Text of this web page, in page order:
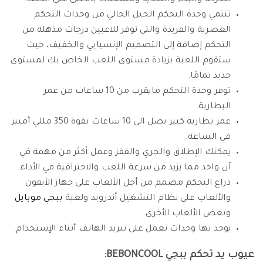
تنتمي وحدة التحكم الجيل الحالي من وحدات التحكم
العصرية والفريدة والتي توفر للاعبين درجات مذهلة من
التحكم إضافة إلى التصميم الإنسيابي والخفيف، حيث
ستقوم اللعبة بزيادة مستوى اللعب الخاص بك لمستوى
جديد تمامًا.
توفر وحدة التحكم مايقرب من 10 ساعات من عمر
البطارية.
عمر بطارية كبير يصل الى 10 ساعات بقوة 350 مللي أمبير
في الساعة.
يمكنك الإطلاق والجري والقفز وعمل أكثر من مهمة في
آن واحد مما يزيد من سرعة اللعب والاحترافية في الأداء.
ذراع التحكم مصمم من أجل الألعاب على جهاز الأيفون
والألعاب على نظام التشغيل أندرويد ولعبة ببجي موبايل
وبعض الألعاب الأخرى.
يوجد بها وحدات تعمل على تبريد الهاتف أثناء الإستخدام.
عيوب يد تحكم ببجي BEBONCOOL: